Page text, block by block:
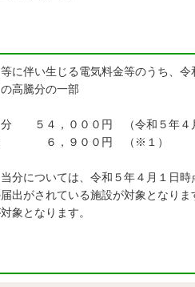
に伴い生じる電気料金等のうち、
高騰分の一部
５４，０００円 （令和５年４月
６，９００円 （※１）
ついては、令和５年４月１日時
れている施設が対象となります
となります。